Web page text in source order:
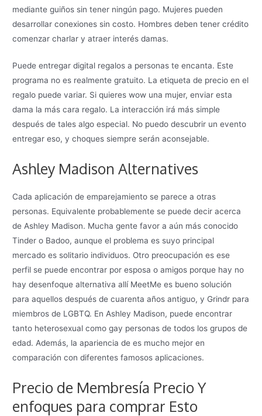
mediante guiños sin tener ningún pago. Mujeres pueden
desarrollar conexiones sin costo. Hombres deben tener crédito
comenzar charlar y atraer interés damas.
Puede entregar digital regalos a personas te encanta. Este
programa no es realmente gratuito. La etiqueta de precio en el
regalo puede variar. Si quieres wow una mujer, enviar esta
dama la más cara regalo. La interacción irá más simple
después de tales algo especial. No puedo descubrir un evento
entregar eso, y choques siempre serán aconsejable.
Ashley Madison Alternatives
Cada aplicación de emparejamiento se parece a otras
personas. Equivalente probablemente se puede decir acerca
de Ashley Madison. Mucha gente favor a aún más conocido
Tinder o Badoo, aunque el problema es suyo principal
mercado es solitario individuos. Otro preocupación es ese
perfil se puede encontrar por esposa o amigos porque hay no
hay desenfoque alternativa allí MeetMe es bueno solución
para aquellos después de cuarenta años antiguo, y Grindr para
miembros de LGBTQ. En Ashley Madison, puede encontrar
tanto heterosexual como gay personas de todos los grupos de
edad. Además, la apariencia de es mucho mejor en
comparación con diferentes famosos aplicaciones.
Precio de Membresía Precio Y
enfoques para comprar Esto